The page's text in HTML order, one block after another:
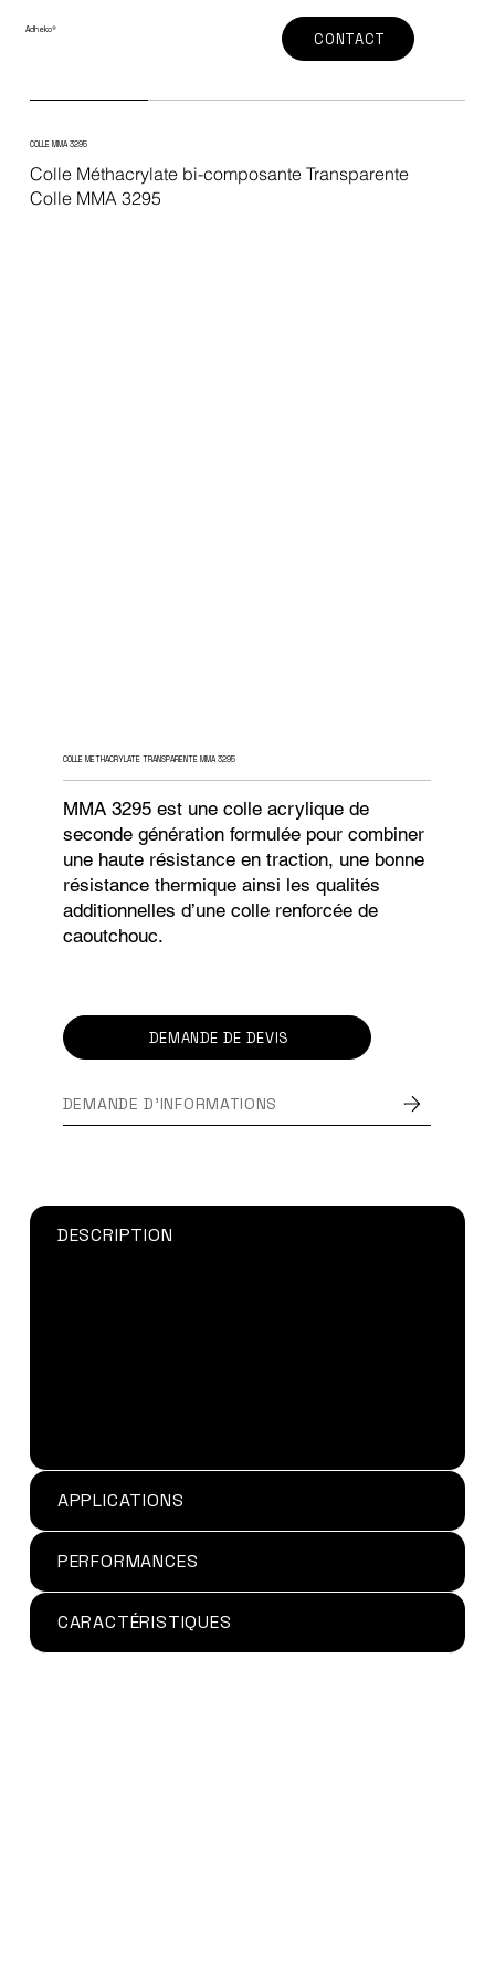
Adheko® CONTACT
COLLE MMA 3295
Colle Méthacrylate bi-composante Transparente
Colle MMA 3295
COLLE METHACRYLATE TRANSPARENTE MMA 3295
MMA 3295 est une colle acrylique de
seconde génération formulée pour combiner
une haute résistance en traction, une bonne
résistance thermique ainsi les qualités
additionnelles d’une colle renforcée de
caoutchouc.
DEMANDE DE DEVIS
DEMANDE D'INFORMATIONS
DESCRIPTION
APPLICATIONS
PERFORMANCES
CARACTÉRISTIQUES